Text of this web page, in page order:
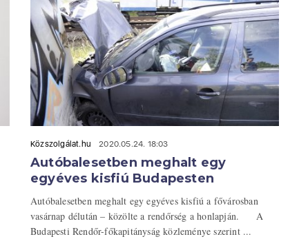
Közszolgálat.hu 2020.05.24. 18:03
Autóbalesetben meghalt egy
egyéves kisfiú Budapesten
Autóbalesetben meghalt egy egyéves kisfiú a fővárosban
vasárnap délután – közölte a rendőrség a honlapján. A
Budapesti Rendőr-főkapitányság közleménye szerint ...